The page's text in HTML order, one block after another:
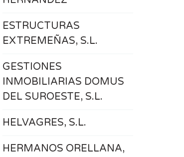
ESTRUCTURAS
EXTREMEÑAS, S.L.
GESTIONES
INMOBILIARIAS DOMUS
DEL SUROESTE, S.L.
HELVAGRES, S.L.
HERMANOS ORELLANA,